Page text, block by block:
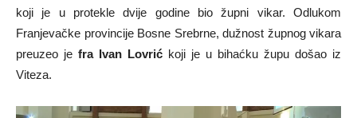
koji je u protekle dvije godine bio župni vikar. Odlukom
Franjevačke provincije Bosne Srebrne, dužnost župnog vikara
preuzeo je fra Ivan Lovrić koji je u bihaćku župu došao iz
Viteza.